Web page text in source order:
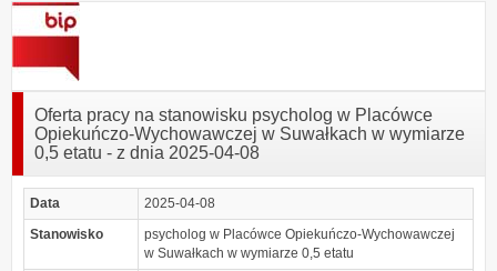
Oferta pracy na stanowisku psycholog w Placówce
Opiekuńczo-Wychowawczej w Suwałkach w wymiarze
0,5 etatu - z dnia 2025-04-08
Data
2025-04-08
Stanowisko
psycholog w Placówce Opiekuńczo-Wychowawczej
w Suwałkach w wymiarze 0,5 etatu